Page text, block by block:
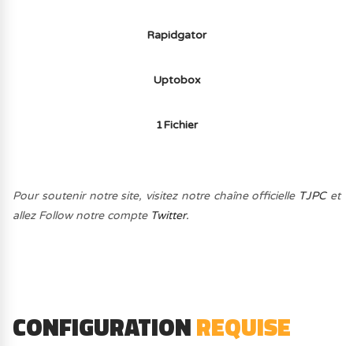
Rapidgator
Uptobox
1Fichier
Pour soutenir notre site, visitez notre chaîne officielle TJPCet
allez Follow notre compte Twitter.
CONFIGURATIONREQUISE